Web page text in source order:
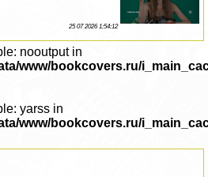
25 07 2026 1:54:12
nooutput in
www/bookcovers.ru/
yarss in
www/bookcovers.ru/